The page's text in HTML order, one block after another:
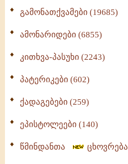
გამონათქვამები (19685)
ამონარიდები (6855)
კითხვა-პასუხი (2243)
პატერიკები (602)
ქადაგებები (259)
ეპისტოლეები (140)
წმინდანთა ცხოვრება